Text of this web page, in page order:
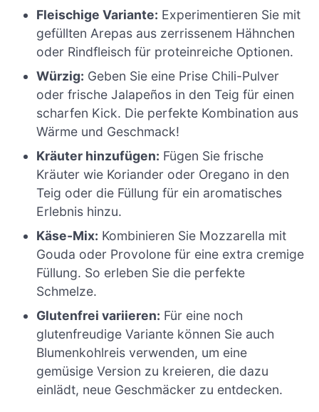
Fleischige Variante: Experimentieren Sie mit
gefüllten Arepas aus zerrissenem Hähnchen
oder Rindfleisch für proteinreiche Optionen.
Würzig: Geben Sie eine Prise Chili-Pulver
oder frische Jalapeños in den Teig für einen
scharfen Kick. Die perfekte Kombination aus
Wärme und Geschmack!
Kräuter hinzufügen: Fügen Sie frische
Kräuter wie Koriander oder Oregano in den
Teig oder die Füllung für ein aromatisches
Erlebnis hinzu.
Käse-Mix: Kombinieren Sie Mozzarella mit
Gouda oder Provolone für eine extra cremige
Füllung. So erleben Sie die perfekte
Schmelze.
Glutenfrei variieren: Für eine noch
glutenfreudige Variante können Sie auch
Blumenkohlreis verwenden, um eine
gemüsige Version zu kreieren, die dazu
einlädt, neue Geschmäcker zu entdecken.